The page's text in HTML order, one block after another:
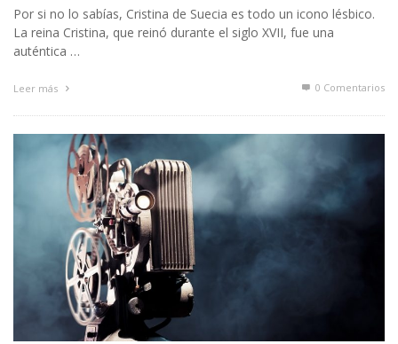
Por si no lo sabías, Cristina de Suecia es todo un icono lésbico.
La reina Cristina, que reinó durante el siglo XVII, fue una
auténtica …
Leer más 0 Comentarios